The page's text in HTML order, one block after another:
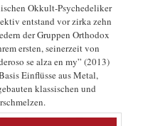
Okkult-Psychedeliker
entstand vor zirka zehn
der Gruppen Orthodox
ersten, seinerzeit von
se alza en my” (2013)
Einflüsse aus Metal,
klassischen und